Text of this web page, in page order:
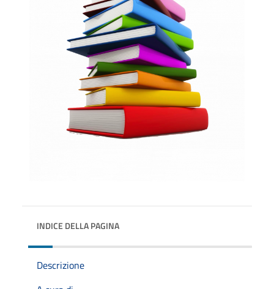
INDICE DELLA PAGINA
Descrizione